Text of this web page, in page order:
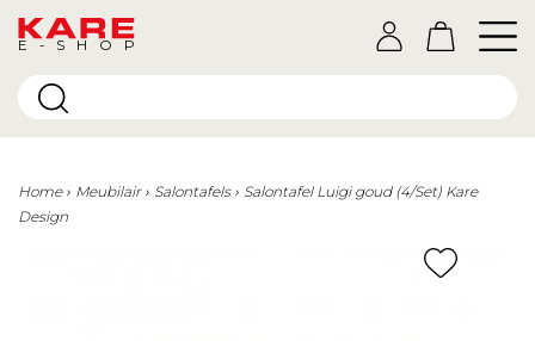
E-SHOP
Home Meubilair Salontafels
Salontafel Luigi goud (4/Set) Kare
Design